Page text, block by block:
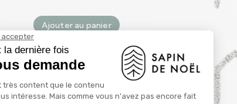
Ajouter au panier
Guirlande de Noël avec LED et
boules roses 20 m PVC
163.96